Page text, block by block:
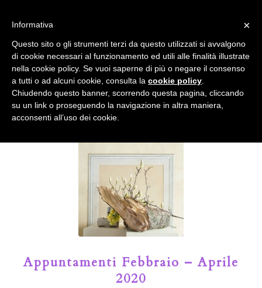
Il Blog del Garden Club di Bologna
Appuntamenti Febbraio – Aprile
2020
accetta l'uso dei cookies previsto nella pagina dedicata.
Fai clic per abilitare/disabilitare il tracciamento di
Google Analytics.
OK Privacy e cookie policy
×
Informativa
Questo sito o gli strumenti terzi da questo utilizzati si avvalgono
di cookie necessari al funzionamento ed utili alle finalità illustrate
nella cookie policy. Se vuoi saperne di più o negare il consenso
a tutti o ad alcuni cookie, consulta la cookie policy
Chiudendo questo banner, scorrendo questa pagina, cliccando
su un link o proseguendo la navigazione in altra maniera,
acconsenti all’uso dei cookie.